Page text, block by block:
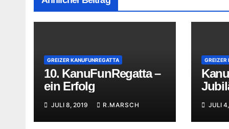
GREIZER KANUFUNREGATTA
10. KanuFunRegatta –
ein Erfolg
JULI 8, 2019 R.MARSCH
GREIZER
JULI